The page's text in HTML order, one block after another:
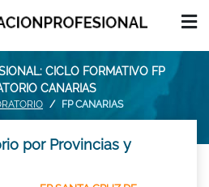
CICLO FORMATIVO FP
CANARIAS
FP CANARIAS
por Provincias y